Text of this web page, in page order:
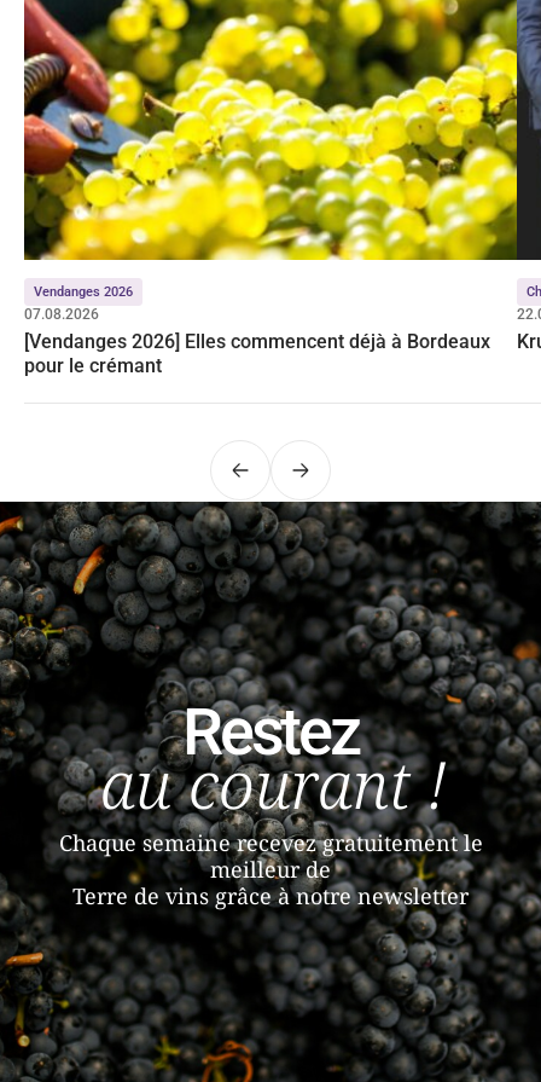
Vendanges 2026
07.08.2026
[Vendanges 2026] Elles commencent déjà à Bordeaux
pour le crémant
PrécédentSuivant
Restez
au courant !
Chaque semaine recevez gratuitement le
meilleur de
Terre de vins grâce à notre newsletter